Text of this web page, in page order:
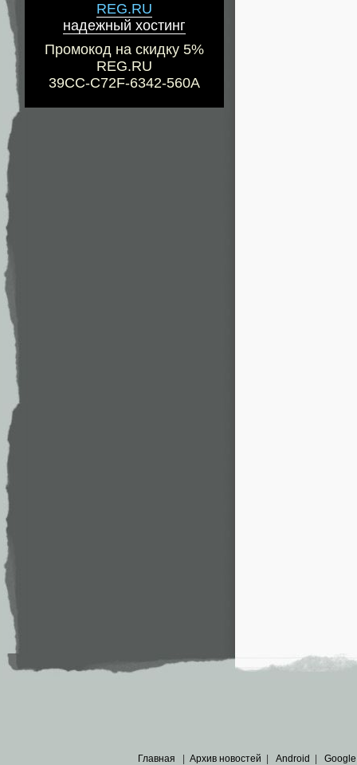
REG.RU
надежный хостинг
Промокод на скидку 5%
REG.RU
39CC-C72F-6342-560A
Главная Архив новостей Android Google